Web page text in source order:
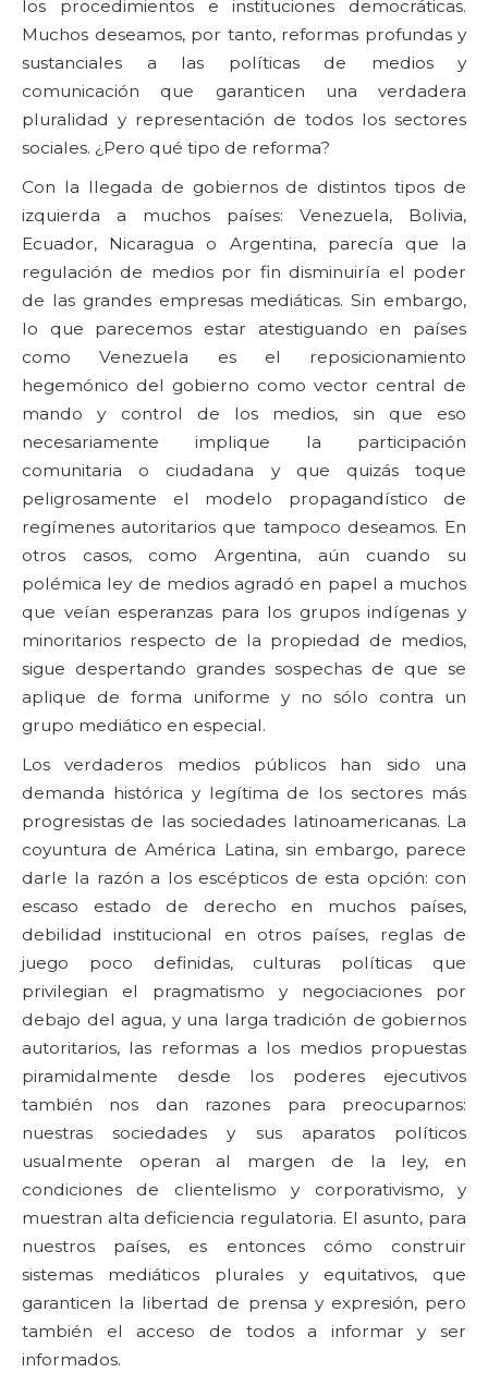
los procedimientos e instituciones democráticas.
Muchos deseamos, por tanto, reformas profundas y
sustanciales a las políticas de medios y
comunicación que garanticen una verdadera
pluralidad y representación de todos los sectores
sociales. ¿Pero qué tipo de reforma?
Con la llegada de gobiernos de distintos tipos de
izquierda a muchos países: Venezuela, Bolivia,
Ecuador, Nicaragua o Argentina, parecía que la
regulación de medios por fin disminuiría el poder
de las grandes empresas mediáticas. Sin embargo,
lo que parecemos estar atestiguando en países
como Venezuela es el reposicionamiento
hegemónico del gobierno como vector central de
mando y control de los medios, sin que eso
necesariamente implique la participación
comunitaria o ciudadana y que quizás toque
peligrosamente el modelo propagandístico de
regímenes autoritarios que tampoco deseamos. En
otros casos, como Argentina, aún cuando su
polémica ley de medios agradó en papel a muchos
que veían esperanzas para los grupos indígenas y
minoritarios respecto de la propiedad de medios,
sigue despertando grandes sospechas de que se
aplique de forma uniforme y no sólo contra un
grupo mediático en especial.
Los verdaderos medios públicos han sido una
demanda histórica y legítima de los sectores más
progresistas de las sociedades latinoamericanas. La
coyuntura de América Latina, sin embargo, parece
darle la razón a los escépticos de esta opción: con
escaso estado de derecho en muchos países,
debilidad institucional en otros países, reglas de
juego poco definidas, culturas políticas que
privilegian el pragmatismo y negociaciones por
debajo del agua, y una larga tradición de gobiernos
autoritarios, las reformas a los medios propuestas
piramidalmente desde los poderes ejecutivos
también nos dan razones para preocuparnos:
nuestras sociedades y sus aparatos políticos
usualmente operan al margen de la ley, en
condiciones de clientelismo y corporativismo, y
muestran alta deficiencia regulatoria. El asunto, para
nuestros países, es entonces cómo construir
sistemas mediáticos plurales y equitativos, que
garanticen la libertad de prensa y expresión, pero
también el acceso de todos a informar y ser
informados.